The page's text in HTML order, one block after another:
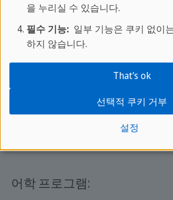
인기있는 도시:
세인트 줄리앙스(영어)
말라가(스페인어)
어학 프로그램:
을 누리실 수 있습니다.
필수 기능:일부 기능은 쿠키 없이
하지 않습니다.
설정
선택적 쿠키 거부
That's ok